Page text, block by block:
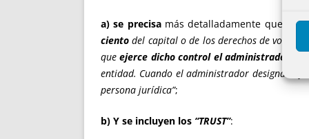
a) se precisa más detalladamente que
ciento del capital o de los derechos de voto
queejerce dicho control el administrador
o
entidad. Cuando el administrador designado
persona jurídica”;
b) Y se incluyen los “TRUST”: